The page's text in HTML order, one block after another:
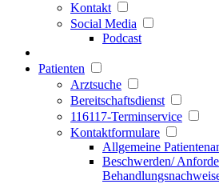
Kontakt
Social Media
Podcast
Patienten
Arztsuche
Bereitschaftsdienst
116117-Terminservice
Kontaktformulare
Allgemeine
Beschwerden/